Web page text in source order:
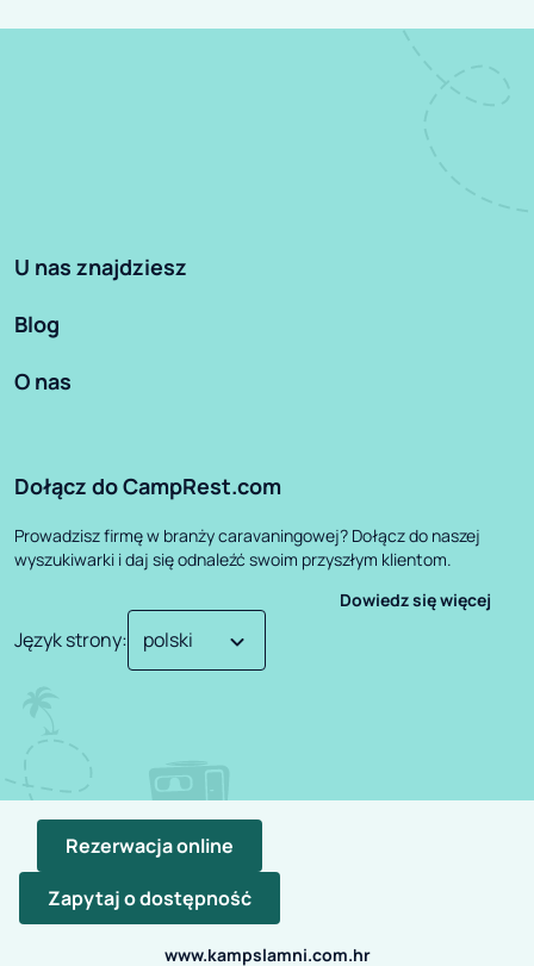
Rezerwacja online
Zapytaj o dostępność
www.kampslamni.com.hr
U nas znajdziesz
Blog
O nas
Dołącz do CampRest.com
Prowadzisz firmę w branży caravaningowej? Dołącz do naszej
wyszukiwarki i daj się odnaleźć swoim przyszłym klientom.
Dowiedz się więcej
Język strony:
©2026CampRest.
Polityka Prywatności
Projekt zrealizowany przez: